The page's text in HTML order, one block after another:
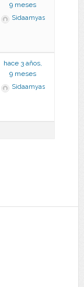
9 meses
Sidaamyas
hace 3 años,
9 meses
Sidaamyas